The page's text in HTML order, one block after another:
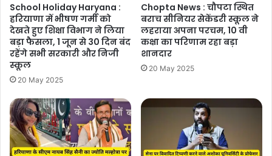
School Holiday Haryana :
हरियाणा में भीषण गर्मी को
देखते हुए शिक्षा विभाग ने लिया
बड़ा फैसला, 1 जून से 30 दिन बंद
रहेंगे सभी सरकारी और निजी
स्कूल
20 May 2025
Chopta News : चौपटा स्थित
बराच सीनियर सेकेंडरी स्कूल ने
लहराया अपना परचम, 10 वी
कक्षा का परिणाम रहा बड़ा
शानदार
20 May 2025